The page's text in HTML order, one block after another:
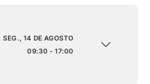
SEG., 14 DE AGOSTO
09:30 - 17:00